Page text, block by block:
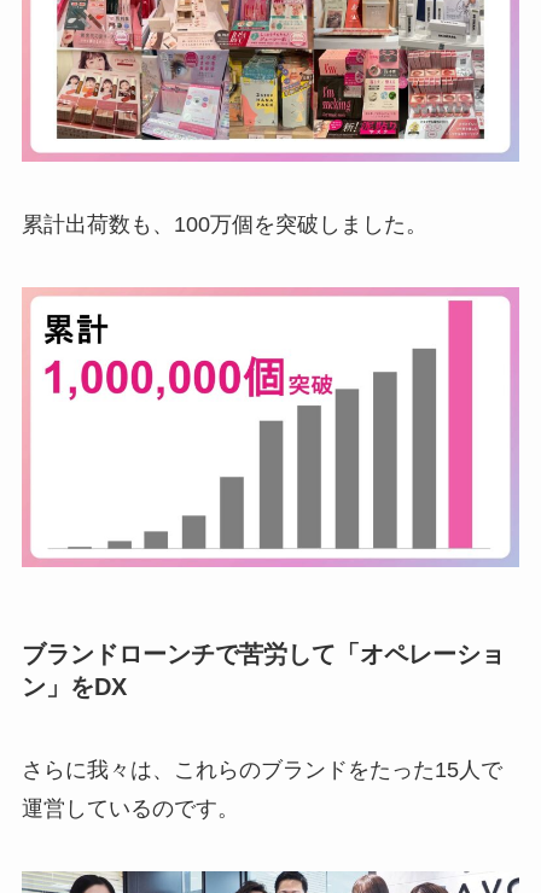
累計出荷数も、100万個を突破しました。
ブランドローンチで苦労して「オペレーショ
ン」をDX
さらに我々は、これらのブランドをたった15人で
運営しているのです。